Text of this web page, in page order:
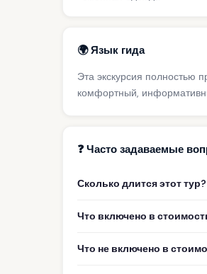
🌍 Язык гида
Эта экскурсия полностью
комфортный,
❓ Часто задаваемые
Сколько длится этот тур?
Что включено в
Что не включено в